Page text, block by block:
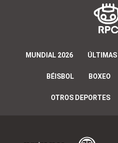
MUNDIAL 2026
BÉISBOL BOXEO
OTROS DEPORTES